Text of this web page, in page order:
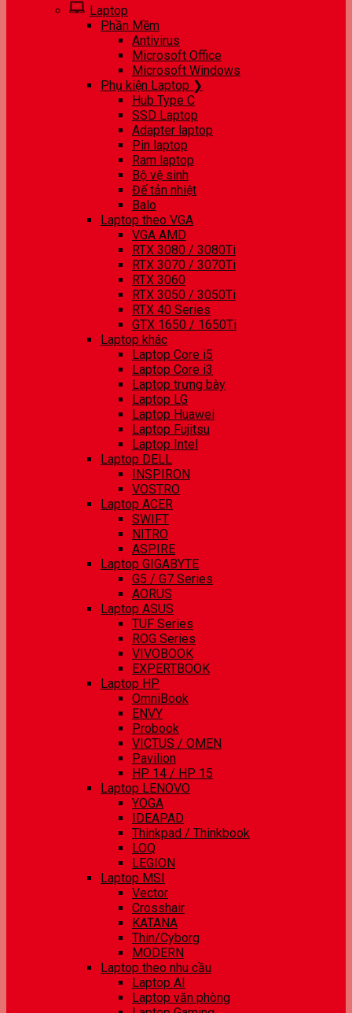
Laptop
Phần Mềm
Antivirus
Microsoft Office
Microsoft Windows
Phụ kiện Laptop ❯
Hub Type C
SSD Laptop
Adapter laptop
Pin laptop
Ram laptop
Bộ vệ sinh
Đế tản nhiệt
Balo
Laptop theo VGA
VGA AMD
RTX 3080 / 3080Ti
RTX 3070 / 3070Ti
RTX 3060
RTX 3050 / 3050Ti
RTX 40 Series
GTX 1650 / 1650Ti
Laptop khác
Laptop Core i5
Laptop Core i3
Laptop trưng bày
Laptop LG
Laptop Huawei
Laptop Fujitsu
Laptop Intel
Laptop DELL
INSPIRON
VOSTRO
Laptop ACER
SWIFT
NITRO
ASPIRE
Laptop GIGABYTE
G5 / G7 Series
AORUS
Laptop ASUS
TUF Series
ROG Series
VIVOBOOK
EXPERTBOOK
Laptop HP
OmniBook
ENVY
Probook
VICTUS / OMEN
Pavilion
HP 14 / HP 15
Laptop LENOVO
YOGA
IDEAPAD
Thinkpad / Thinkbook
LOQ
LEGION
Laptop MSI
Vector
Crosshair
KATANA
Thin/Cyborg
MODERN
Laptop theo nhu cầu
Laptop AI
Laptop văn phòng